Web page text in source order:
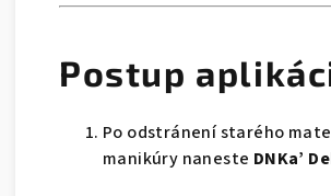
Postup
Po odstránení starého
manikúry naneste DNKa’